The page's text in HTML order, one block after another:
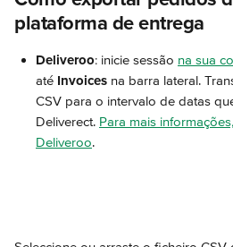
plataforma de entrega
Deliveroo: inicie sessão na sua
até Invoices na barra lateral.
CSV para o intervalo de datas
Deliverect. Para mais
Deliveroo.